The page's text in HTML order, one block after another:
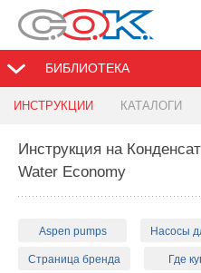
БИБЛИОТЕКА
ИНСТРУКЦИИ КАТАЛОГИ
Инструкция на
Water Economy
Aspen pumps Насосы
Страница бренда Где